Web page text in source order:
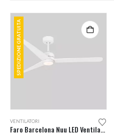
SPEDIZIONE GRATUITA
VENTILATORI
Faro Barcelona Nuu LED Ventilatore Bianco